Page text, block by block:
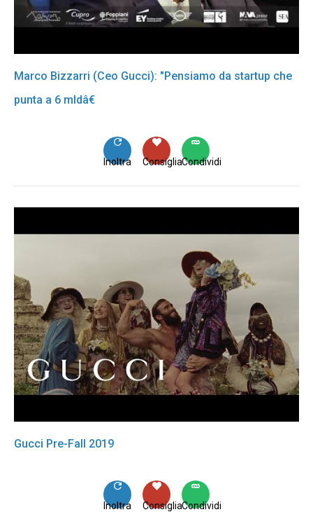
Marco Bizzarri (Ceo Gucci): "Pensiamo da startup che
punta a 6 mldâ€
Condividi
Consiglia
Inoltra
Gucci Pre-Fall 2019
Condividi
Consiglia
Inoltra